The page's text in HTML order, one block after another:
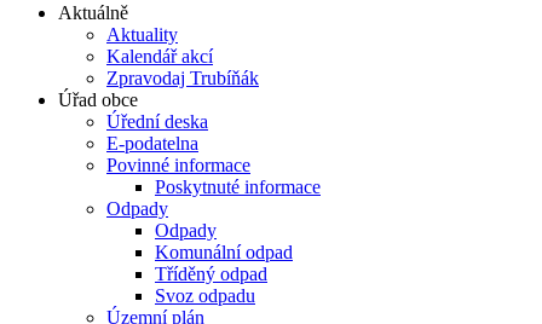
Aktuálně
Aktuality
Kalendář akcí
Zpravodaj Trubíňák
Úřad obce
Úřední deska
E-podatelna
Povinné informace
Poskytnuté informace
Odpady
Odpady
Komunální odpad
Tříděný odpad
Svoz odpadu
Územní plán